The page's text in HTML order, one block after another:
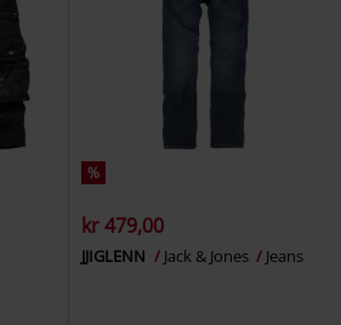
%
kr 479,00
JJIGLENN Jack & Jones Jeans